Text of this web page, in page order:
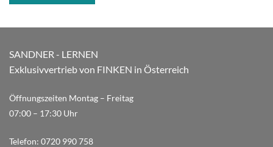
SANDNER - LERNEN
Exklusivvertrieb von FINKEN in Österreich
Öffnungszeiten Montag – Freitag
07:00 – 17:30 Uhr
Telefon: 0720 990 758